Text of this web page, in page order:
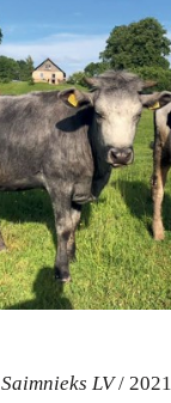
Saimnieks LV/